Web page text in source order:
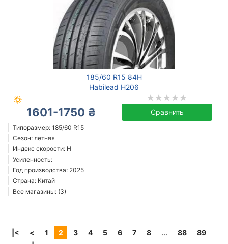
185/60 R15 84H
Habilead H206
1601-1750 ₴ Сравнить
Типоразмер: 185/60 R15
Сезон: летняя
Индекс скорости: H
Усиленность:
Год производства: 2025
Страна: Китай
Все магазины: (3)
|< < 1 2 3 4 5 6 7 8 ... 88
89